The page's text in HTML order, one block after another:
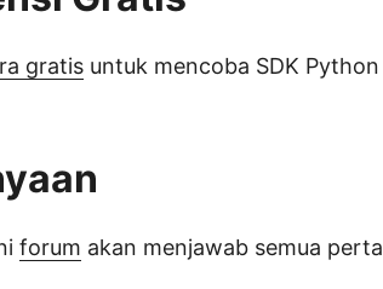
gratis untuk mencoba SDK
forum akan menjawab semua